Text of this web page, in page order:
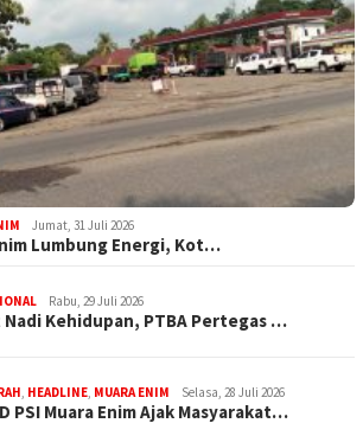
Jumat, 31 Juli 2026
Lumbung Energi, Kot…
Rabu, 29 Juli 2026
Nadi Kehidupan, PTBA Pertegas …
, HEADLINE, MUARA ENIM Selasa, 28 Juli 2026
PSI Muara Enim Ajak Masyarakat…